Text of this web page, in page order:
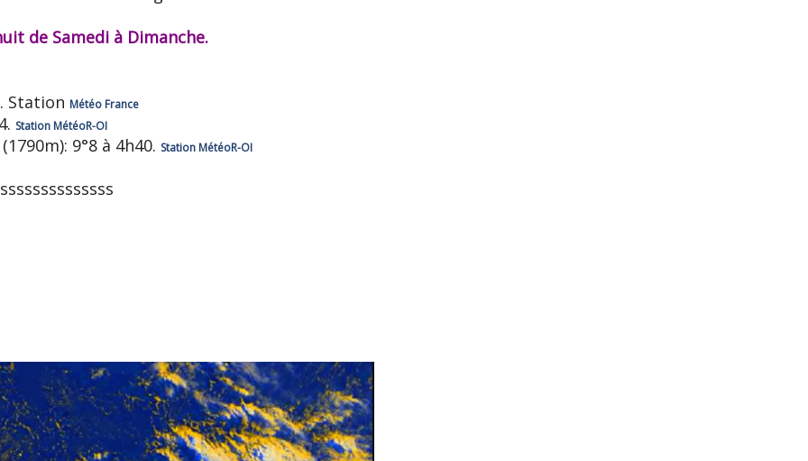
de Samedi à Dimanche.
Station Météo France
Station MétéoR-OI
9°8 à 4h40. Station MétéoR-OI